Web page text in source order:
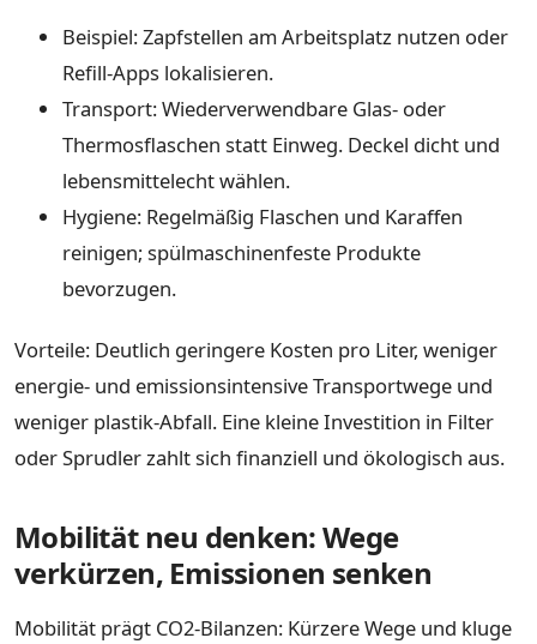
Beispiel: Zapfstellen am Arbeitsplatz nutzen oder
Refill-Apps lokalisieren.
Transport: Wiederverwendbare Glas- oder
Thermosflaschen statt Einweg. Deckel dicht und
lebensmittelecht wählen.
Hygiene: Regelmäßig Flaschen und Karaffen
reinigen; spülmaschinenfeste Produkte
bevorzugen.
Vorteile: Deutlich geringere Kosten pro Liter, weniger
energie- und emissionsintensive Transportwege und
weniger plastik-Abfall. Eine kleine Investition in Filter
oder Sprudler zahlt sich finanziell und ökologisch aus.
Mobilität neu denken: Wege
verkürzen, Emissionen senken
Mobilität prägt CO2-Bilanzen: Kürzere Wege und kluge